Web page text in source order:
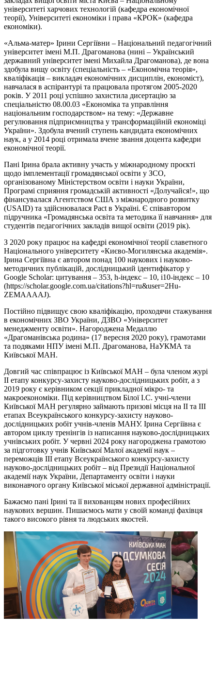
університеті харчових технологій (кафедра економічної
теорії), Університеті економіки і права «КРОК» (кафедра
економіки).
«Альма-матер» Ірини Сергіївни – Національний педагогічний
університет імені М.П. Драгоманова (нині – Український
державний університет імені Михайла Драгоманова), де вона
здобула вищу освіту (спеціальність – «Економічна теорія»,
кваліфікація – викладач економічних дисциплін, економіст),
навчалася в аспірантурі та працювала протягом 2005-2020
років. У 2011 році успішно захистила дисертацію за
спеціальністю 08.00.03 «Економіка та управління
національним господарством» на тему: «Державне
регулювання підприємництва у трансформаційній економіці
України». Здобула вчений ступень кандидата економічних
наук, а у 2014 році отримала вчене звання доцента кафедри
економічної теорії.
Пані Ірина брала активну участь у міжнародному проєкті
щодо імплементації громадянської освіти у ЗСО,
організованому Міністерством освіти і науки України,
Програмі сприяння громадській активності «Долучайся!», що
фінансувалася Агентством США з міжнародного розвитку
(USAID) та здійснювалася Pact в Україні. Є співавтором
підручника «Громадянська освіта та методика її навчання» для
студентів педагогічних закладів вищої освіти (2019 рік).
З 2020 року працює на кафедрі економічної теорії славетного
Національного університету «Києво-Могилянська академія».
Ірина Сергіївна є автором понад 100 наукових і науково-
методичних публікацій, дослідницький ідентифікатор у
Google Scholar: цитування – 353, h-індекс – 10, і10-індекс – 10
(https://scholar.google.com.ua/citations?hl=ru&user=2Hu-
ZEMAAAAJ).
Постійно підвищує свою кваліфікацію, проходячи стажування
в економічних ЗВО України, ДЗВО «Університет
менеджменту освіти». Нагороджена Медаллю
«Драгоманівська родина» (17 вересня 2020 року), грамотами
та подяками НПУ імені М.П. Драгоманова, НаУКМА та
Київської МАН.
Довгий час співпрацює із Київської МАН – була членом журі
II етапу конкурсу-захисту науково-дослідницьких робіт, а з
2019 року є керівником секції прикладної мікро- та
макроекономіки. Під керівництвом Білої І.С. учні-члени
Київської МАН регулярно займають призові місця на II та III
етапах Всеукраїнського конкурсу-захисту науково-
дослідницьких робіт учнів-членів МАНУ. Ірина Сергіївна є
автором циклу тренінгів із написання науково-дослідницьких
учнівських робіт. У червні 2024 року нагороджена грамотою
за підготовку учнів Київської Малої академії наук –
переможців III етапу Всеукраїнського конкурсу-захисту
науково-дослідницьких робіт – від Президії Національної
академії наук України, Департаменту освіти і науки
виконавчого органу Київської міської державної адміністрації.
Бажаємо пані Ірині та її вихованцям нових професійних
наукових вершин. Пишаємось мати у своїй команді фахівця
такого високого рівня та людських якостей.